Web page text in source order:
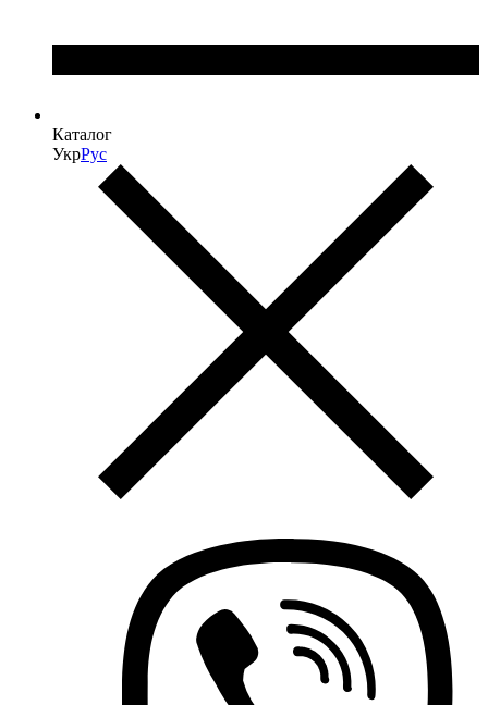
Каталог
УкрРус